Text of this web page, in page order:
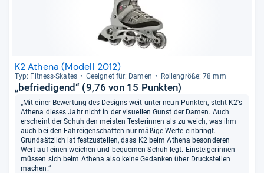
K2 Athena (Modell 2012)
Typ: Fit­ness-​Ska­tes Geeig­net für: Damen Rol­len­größe: 78 mm
„befriedigend“ (9,76 von 15 Punkten)
„Mit einer Bewertung des Designs weit unter neun Punkten, steht K2's
Athena dieses Jahr nicht in der visuellen Gunst der Damen. Auch
erscheint der Schuh den meisten Testerinnen als zu weich, was ihm
auch bei den Fahreigenschaften nur mäßige Werte einbringt.
Grundsätzlich ist festzustellen, dass K2 beim Athena besonderen
Wert auf einen weichen und bequemen Schuh legt. Einsteigerinnen
müssen sich beim Athena also keine Gedanken über Druckstellen
machen.“